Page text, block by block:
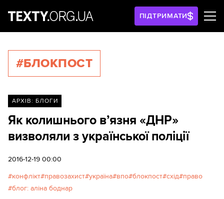
ПІДТРИМАТИ
#БЛОКПОСТ
АРХІВ: БЛОГИ
Як колишнього в’язня «ДНР»
визволяли з української поліції
2016-12-19 00:00
конфлікт правозахист україна впо блокпост схід право
блог: аліна боднар